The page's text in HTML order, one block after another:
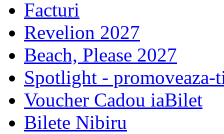
Facturi
Revelion 2027
Beach, Please 2027
Spotlight - promoveaza-
Voucher Cadou iaBilet
Bilete Nibiru